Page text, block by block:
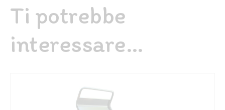
Ti potrebbe
interessare…